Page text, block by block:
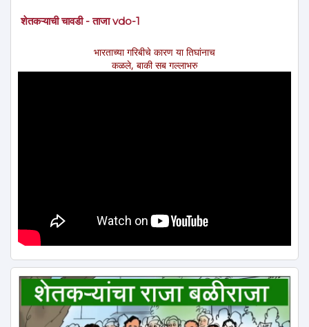
शेतकऱ्याची चावडी - ताजा vdo-1
भारताच्या गरिबीचे कारण या तिघांनाच
कळले, बाकी सब गल्लाभरु